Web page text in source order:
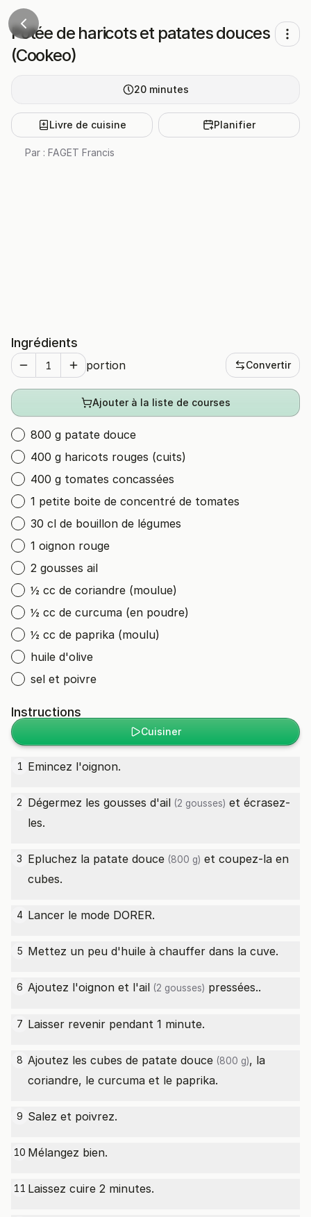
Potée de haricots et patates douces
(Cookeo)
20 minutes
Livre de cuisine Planifier
Par : FAGET Francis
Ingrédients
portion Convertir
Ajouter à la liste de courses
800 g patate douce
400 g haricots rouges (cuits)
400 g tomates concassées
1 petite boite de concentré de tomates
30 cl de bouillon de légumes
1 oignon rouge
2 gousses ail
½ cc de coriandre (moulue)
½ cc de curcuma (en poudre)
½ cc de paprika (moulu)
huile d'olive
sel et poivre
Instructions
Cuisiner
1 Emincez l'oignon.
2 Dégermez les gousses d'ail (2 gousses) et écrasez-
les.
3 Epluchez la patate douce (800 g) et coupez-la en
cubes.
4 Lancer le mode DORER.
5 Mettez un peu d'huile à chauffer dans la cuve.
6 Ajoutez l'oignon et l'ail (2 gousses) pressées..
7 Laisser revenir pendant 1 minute.
8 Ajoutez les cubes de patate douce (800 g), la
coriandre, le curcuma et le paprika.
9 Salez et poivrez.
10 Mélangez bien.
11 Laissez cuire 2 minutes.